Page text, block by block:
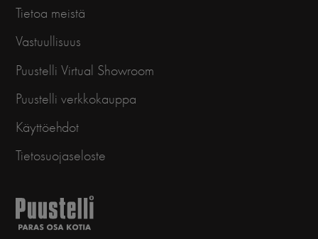
Tietoa meistä
Vastuullisuus
Puustelli Virtual Showroom
Puustelli verkkokauppa
Käyttöehdot
Tietosuojaseloste